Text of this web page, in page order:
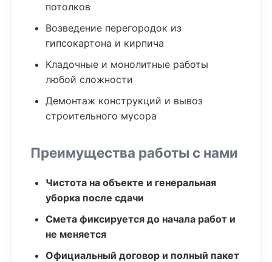
потолков
Возведение перегородок из
гипсокартона и кирпича
Кладочные и монолитные работы
любой сложности
Демонтаж конструкций и вывоз
строительного мусора
Преимущества работы с нами
Чистота на объекте и генеральная
уборка после сдачи
Смета фиксируется до начала работ и
не меняется
Официальный договор и полный пакет